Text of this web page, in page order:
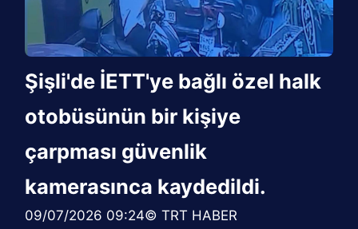
Şişli'de İETT'ye bağlı özel halk
otobüsünün bir kişiye
çarpması güvenlik
kamerasınca kaydedildi.
09/07/2026 09:24© TRT HABER